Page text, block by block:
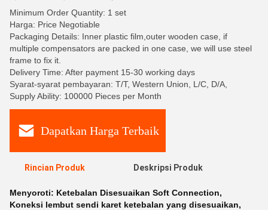
Minimum Order Quantity: 1 set
Harga: Price Negotiable
Packaging Details: Inner plastic film,outer wooden case, if
multiple compensators are packed in one case, we will use steel
frame to fix it.
Delivery Time: After payment 15-30 working days
Syarat-syarat pembayaran: T/T, Western Union, L/C, D/A,
Supply Ability: 100000 Pieces per Month
Dapatkan Harga Terbaik
Rincian Produk Deskripsi Produk
Menyoroti: Ketebalan Disesuaikan Soft Connection,
Koneksi lembut sendi karet ketebalan yang disesuaikan,